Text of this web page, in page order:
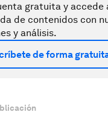
gratuita y accede
de contenidos con
y análisis.
de forma